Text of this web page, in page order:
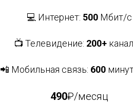
💻 Интернет: 500Мбит/с
📺 Телевидение: 200+
📲 Мобильная связь: 600
490₽/месяц